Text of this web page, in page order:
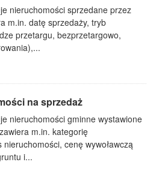
nieruchomości sprzedane przez
m.in. datę sprzedaży, tryb
przetargu, bezprzetargowo,
na sprzedaż
nieruchomości gminne wystawione
m.in. kategorię
cenę wywoławczą
i...